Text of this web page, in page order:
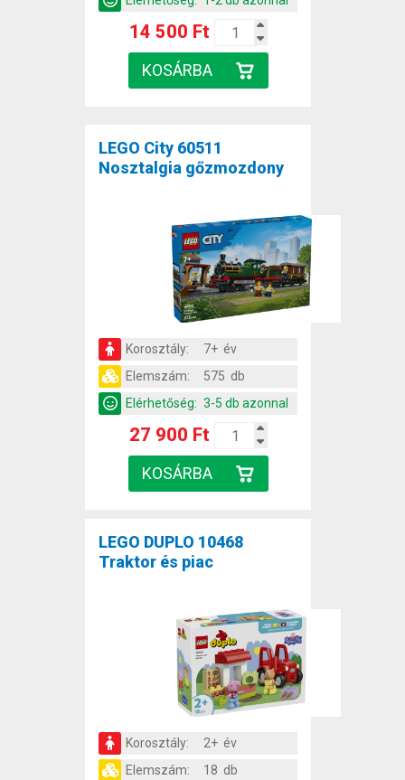
14 500 Ft
LEGO City 60511
Nosztalgia gőzmozdony
Korosztály:
7+ év
Elemszám:
575 db
Elérhetőség: 3-5 db azonnal
27 900 Ft
LEGO DUPLO 10468
Traktor és piac
Korosztály:
2+ év
Elemszám:
18 db